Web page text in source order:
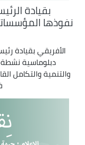
بقيادة
نفوذها
الأفريقي بقيادة
دبلوماسية
والتنمية والتكامل